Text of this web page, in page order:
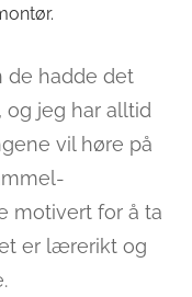
de hadde det
og jeg har alltid
vil høre på
motivert for å ta
er lærerikt og